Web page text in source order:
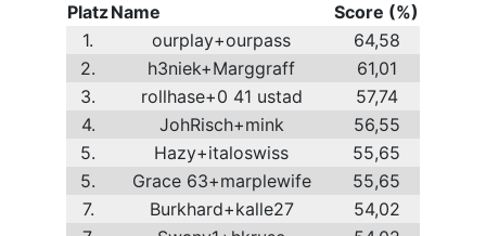
PlatzName
Score (%)
1.
ourplay+ourpass
64,58
2.
h3niek+Marggraff
61,01
3.
rollhase+0 41 ustad
57,74
4.
JohRisch+mink
56,55
5.
Hazy+italoswiss
55,65
5.
Grace 63+marplewife
55,65
7.
Burkhard+kalle27
54,02